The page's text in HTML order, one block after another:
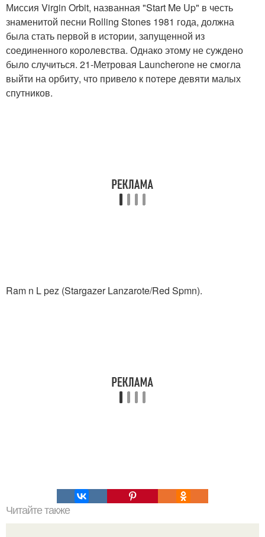
Миссия Virgin Orbit, названная "Start Me Up" в честь
знаменитой песни Rolling Stones 1981 года, должна
была стать первой в истории, запущенной из
соединенного королевства. Однако этому не суждено
было случиться. 21-Метровая Launcherone не смогла
выйти на орбиту, что привело к потере девяти малых
спутников.
Ram n L pez (Stargazer Lanzarote/Red Spmn).
Читайте также